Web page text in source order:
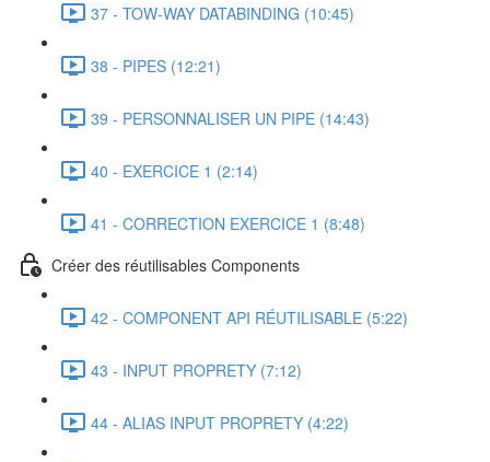
37 - TOW-WAY DATABINDING (10:45)
38 - PIPES (12:21)
39 - PERSONNALISER UN PIPE (14:43)
40 - EXERCICE 1 (2:14)
41 - CORRECTION EXERCICE 1 (8:48)
Créer des réutilisables Components
42 - COMPONENT API RÉUTILISABLE (5:22)
43 - INPUT PROPRETY (7:12)
44 - ALIAS INPUT PROPRETY (4:22)